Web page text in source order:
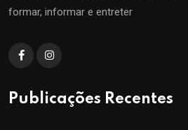
formar, informar e entreter
Publicações Recentes